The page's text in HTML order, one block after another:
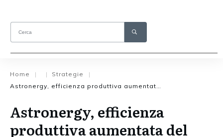
Home | | Strategie
|
Astronergy, efficienza
produttiva aumentata del